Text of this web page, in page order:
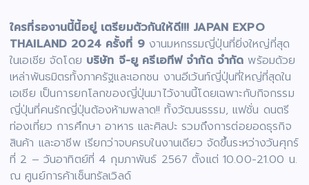
ใครที่รองานนี้นี้อยู่ เตรียมตัวกันให้ดี!!! JAPAN EXPO
THAILAND 2024 ครั้งที่ 9งานมหกรรมญี่ปุ่นที่ยิ่งใหญ่ที่สุด
ในเอเชีย จัดโดย บริษัท จี-ยู ครีเอทีฟ จำกัด จำกัด พร้อมด้วย
เหล่าพันธมิตรทั้งภาครัฐและเอกชน งานอีเว้นท์ญี่ปุ่นที่ใหญ่ที่สุดใน
เอเชีย เป็นการยกโลกของญี่ปุ่นมาไว้งานนี้โดยเฉพาะกับกิจกรรม
ญี่ปุ่นที่คนรักญี่ปุ่นต้องห้ามพลาด!! ทั้งวัฒนธรรม, แฟชั่น ดนตรี
ท่องเที่ยว การศึกษา อาหาร และศิลปะ รวมถึงการต่อยอดธุรกิจ
สินค้า และอาชีพ เรียกว่าจบครบในงานเดียว จัดขึ้นระหว่างวันศุกร์
ที่ 2 – วันอาทิตย์ที่ 4 กุมภาพันธ์ 2567 ตั้งแต่ 10.00-21.00 น.
ณ ศูนย์การค้าเซ็นทรัลเวิลด์